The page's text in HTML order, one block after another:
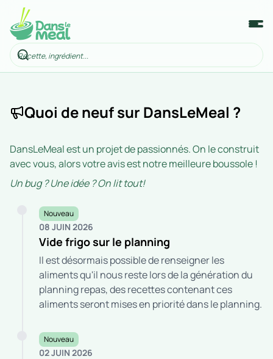
Quoi de neuf sur DansLeMeal ?
DansLeMeal est un projet de passionnés. On le construit
avec vous, alors votre avis est notre meilleure boussole !
Un bug ? Une idée ? On lit tout!
Nouveau
08 JUIN 2026
Vide frigo sur le planning
Il est désormais possible de renseigner les
aliments qu'il nous reste lors de la génération du
planning repas, des recettes contenant ces
aliments seront mises en priorité dans le planning.
Nouveau
02 JUIN 2026